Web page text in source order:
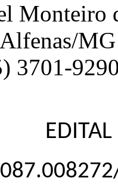
Monteiro
Alfenas/MG
3701-